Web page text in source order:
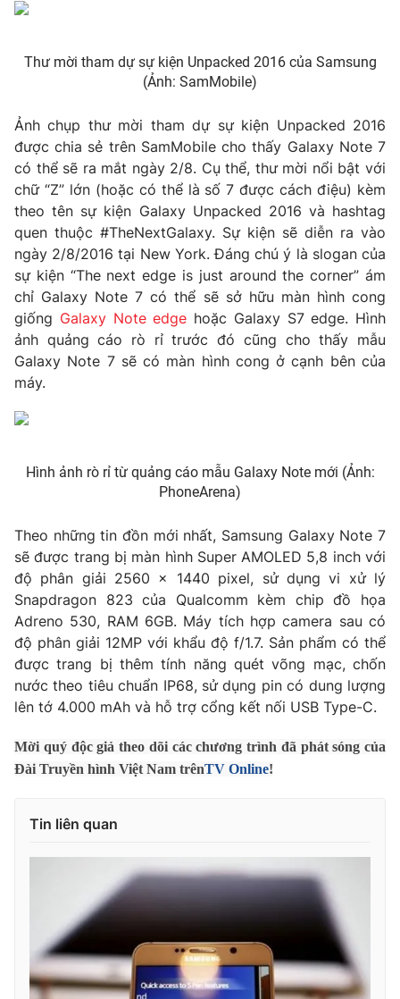
Hitech Công nghệ tương lai
Tư vấn
Chuyên mục khác
Emagazine Podcast
Photo Infographic
Video Shorts video
VTV Money VTV Thể thao
VTV Sức khoẻ
Vươn mình bằng AI
VTV9 VTV8
Liên hệ tòa soạn English
THỜI BÁO VTV
Theo dõi báo trên
Cơ quan chủ quản:
Giấy phép hoạt động báo in và báo điện tử số 483/GP-BTTTT
cấp ngày 29/12/2023
Tổng Biên tập:Vũ Thanh Thủy
Phó Tổng Biên tập:
Nguyễn Thị Mỹ Hạnh, Phạm Quốc Thắng,
Nguyễn Trọng Ninh
Tổng đài VTV:024.38 355 931 - 024.38 355 932
Thư mời tham dự sự kiện Unpacked 2016 của Samsung
(Ảnh: SamMobile)
Ảnh chụp thư mời tham dự sự kiện Unpacked 2016
được chia sẻ trên SamMobile cho thấy Galaxy Note 7
có thể sẽ ra mắt ngày 2/8. Cụ thể, thư mời nổi bật với
chữ “Z” lớn (hoặc có thể là số 7 được cách điệu) kèm
theo tên sự kiện Galaxy Unpacked 2016 và hashtag
quen thuộc #TheNextGalaxy. Sự kiện sẽ diễn ra vào
ngày 2/8/2016 tại New York. Đáng chú ý là slogan của
sự kiện “The next edge is just around the corner” ám
chỉ Galaxy Note 7 có thể sẽ sở hữu màn hình cong
giống Galaxy Note edge hoặc Galaxy S7 edge. Hình
ảnh quảng cáo rò rỉ trước đó cũng cho thấy mẫu
Galaxy Note 7 sẽ có màn hình cong ở cạnh bên của
máy.
Hình ảnh rò rỉ từ quảng cáo mẫu Galaxy Note mới (Ảnh:
PhoneArena)
Theo những tin đồn mới nhất, Samsung Galaxy Note 7
sẽ được trang bị màn hình Super AMOLED 5,8 inch với
độ phân giải 2560 x 1440 pixel, sử dụng vi xử lý
Snapdragon 823 của Qualcomm kèm chip đồ họa
Adreno 530, RAM 6GB. Máy tích hợp camera sau có
độ phân giải 12MP với khẩu độ f/1.7. Sản phẩm có thể
được trang bị thêm tính năng quét võng mạc, chốn
nước theo tiêu chuẩn IP68, sử dụng pin có dung lượng
lên tớ 4.000 mAh và hỗ trợ cổng kết nối USB Type-C.
Mời quý độc giả theo dõi các chương trình đã phát sóng của
Đài Truyền hình Việt Nam trênTV Online!
Tin liên quan